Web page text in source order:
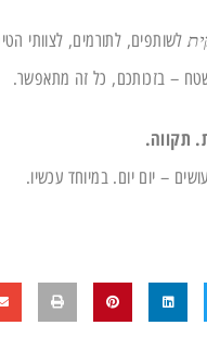
לשותפים, לתורמים, לצוותי
– בזכותכם, כל זה מתאפשר.
תקווה.
– יום יום. במיוחד עכשיו.